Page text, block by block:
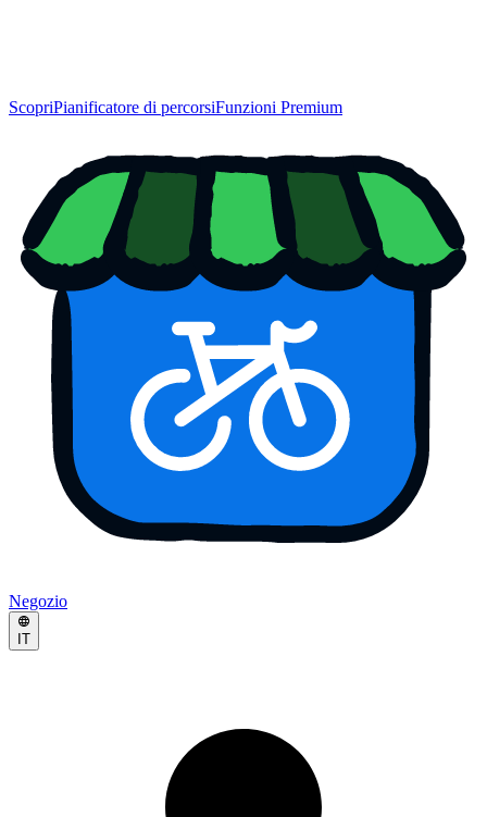
ScopriPianificatore di percorsiFunzioni Premium
Negozio
IT